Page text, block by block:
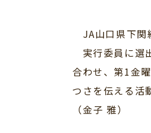
JA山口県下関
実行委員に選
合わせ、第1金
つさを伝える活
（金子 雅）